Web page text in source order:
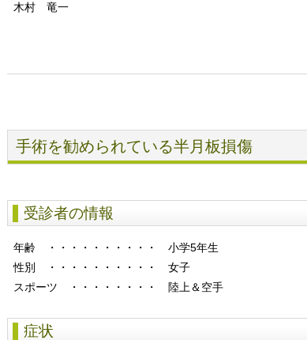
木村 竜一
手術を勧められている半月板損傷
受診者の情報
年齢 ・・・・・・・・・・
小学5年生
性別
・・・・・・・・・・
女子
スポーツ ・・・・・・・・ 陸上＆空手
症状